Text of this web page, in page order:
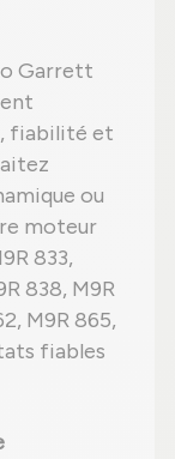
Garrett
fiabilité et
ou
moteur
833,
838, M9R
M9R 865,
fiables